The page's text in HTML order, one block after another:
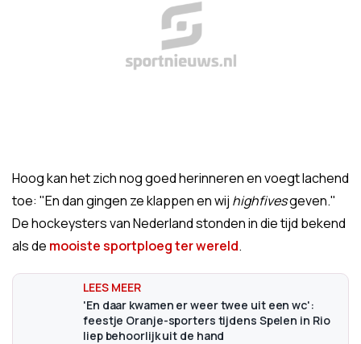
Hoog kan het zich nog goed herinneren en voegt lachend
toe: "En dan gingen ze klappen en wij highfivesgeven."
De hockeysters van Nederland stonden in die tijd bekend
als de mooiste sportploeg ter wereld.
'En daar kwamen er weer twee uit een wc':
feestje Oranje-sporters tijdens Spelen in Rio
liep behoorlijk uit de hand